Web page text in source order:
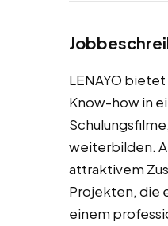
LENAYO
Know-how in
weiterbilden.
attraktivem
Projekten, die
einem